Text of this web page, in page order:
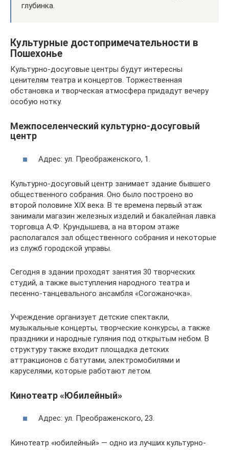
глубинка.
Культурные достопримечательности в
Пошехонье
Культурно-досуговые центры будут интересны
ценителям театра и концертов. Торжественная
обстановка и творческая атмосфера придадут вечеру
особую нотку.
Межпоселенческий культурно-досуговый
центр
Адрес: ул. Преображенского, 1.
Культурно-досуговый центр занимает здание бывшего
общественного собрания. Оно было построено во
второй половине XIX века. В те времена первый этаж
занимали магазин железных изделий и бакалейная лавка
торговца А.Ф. Крундышева, а на втором этаже
располагался зал общественного собрания и некоторые
из служб городской управы.
Сегодня в здании проходят занятия 30 творческих
студий, а также выступления народного театра и
песенно-танцевального ансамбля «Согожаночка».
Учреждение организует детские спектакли,
музыкальные концерты, творческие конкурсы, а также
праздники и народные гуляния под открытым небом. В
структуру также входит площадка детских
аттракционов с батутами, электромобилями и
каруселями, которые работают летом.
Кинотеатр «Юбилейный»
Адрес: ул. Преображенского, 23.
Кинотеатр «юбилейный» — одно из лучших культурно-